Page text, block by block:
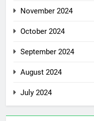
November 2024
October 2024
September 2024
August 2024
July 2024